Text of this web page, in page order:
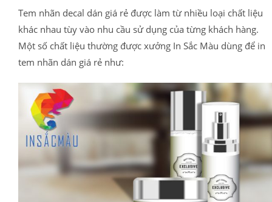
Tem nhãn decal dán giá rẻ được làm từ nhiều loại chất liệu
khác nhau tùy vào nhu cầu sử dụng của từng khách hàng.
Một số chất liệu thường được xưởng In Sắc Màu dùng để in
tem nhãn dán giá rẻ như: